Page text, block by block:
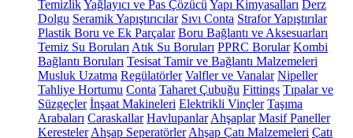
TemizlikYağlayıcı ve Pas Çözücü Yapı Kimyasalları Derz
Dolgu Seramik Yapıştırıcılar Sıvı Conta Strafor Yapıştırılar
Plastik Boru ve Ek Parçalar Boru Bağlantı ve Aksesuarları
Temiz Su Boruları Atık Su Boruları PPRC Borular Kombi
Bağlantı Boruları Tesisat Tamir ve Bağlantı Malzemeleri
Musluk Uzatma Regülatörler Valfler ve Vanalar Nipeller
Tahliye Hortumu Conta Taharet Çubuğu Fittings Tıpalar ve
Süzgeçler İnşaat Makineleri Elektrikli Vinçler Taşıma
Arabaları Caraskallar Havlupanlar Ahşaplar Masif Paneller
Keresteler Ahşap Seperatörler Ahşap Çatı Malzemeleri Çatı